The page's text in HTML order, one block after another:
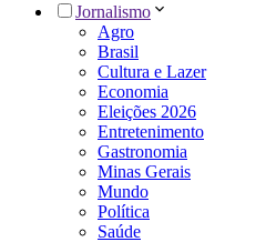
Jornalismo
Agro
Brasil
Cultura e Lazer
Economia
Eleições 2026
Entretenimento
Gastronomia
Minas Gerais
Mundo
Política
Saúde